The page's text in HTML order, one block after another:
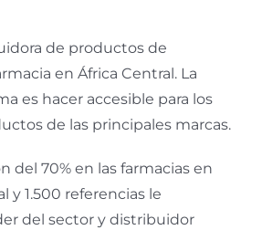
de productos de
en África Central. La
es hacer accesible para los
de las principales marcas.
del 70% en las farmacias en
y 1.500 referencias le
del sector y distribuidor